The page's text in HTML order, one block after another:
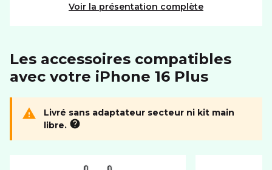
Voir la présentation complète
Port carte mémoire
Non
Autofocus
Les accessoires compatibles
avec votre iPhone 16 Plus
Livré sans adaptateur secteur ni kit main
libre.